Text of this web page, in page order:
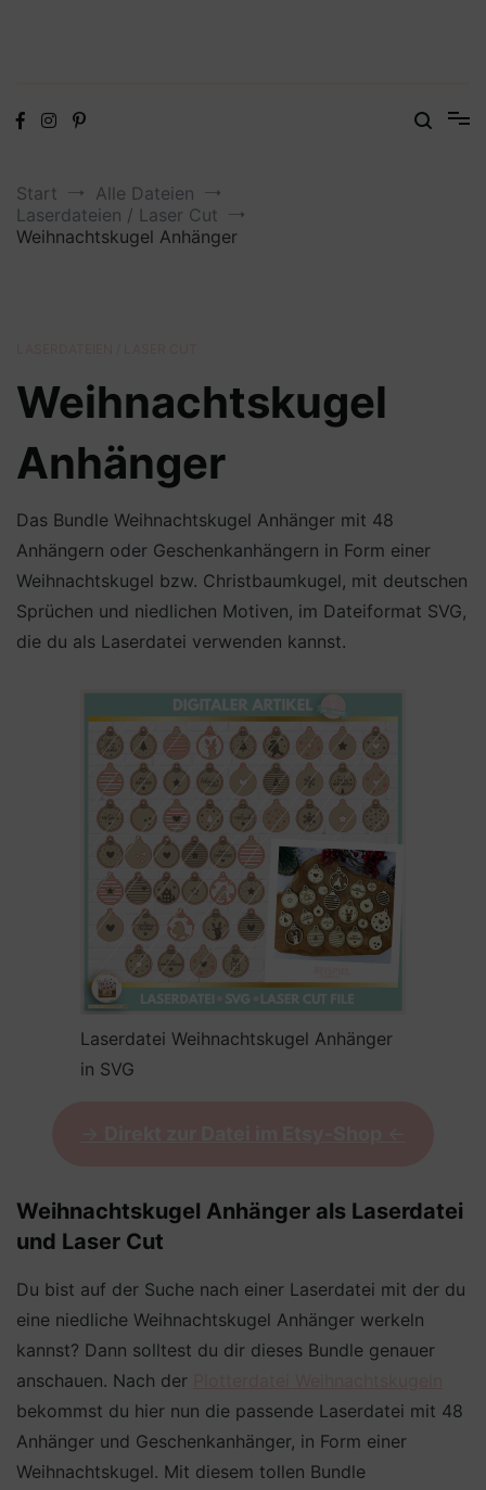
Start
Alle Dateien
Laserdateien / Laser Cut
Weihnachtskugel Anhänger
Weihnachtskugel
Anhänger
Das Bundle Weihnachtskugel Anhänger mit 48
Anhängern oder Geschenkanhängern in Form einer
Weihnachtskugel bzw. Christbaumkugel, mit deutschen
Sprüchen und niedlichen Motiven, im Dateiformat SVG,
die du als Laserdatei verwenden kannst.
Laserdatei Weihnachtskugel Anhänger
in SVG
Weihnachtskugel Anhänger als Laserdatei
und Laser Cut
Du bist auf der Suche nach einer Laserdatei mit der du
eine niedliche Weihnachtskugel Anhänger werkeln
kannst? Dann solltest du dir dieses Bundle genauer
anschauen. Nach der
bekommst du hier nun die passende Laserdatei mit 48
Anhänger und Geschenkanhänger, in Form einer
Weihnachtskugel. Mit diesem tollen Bundle